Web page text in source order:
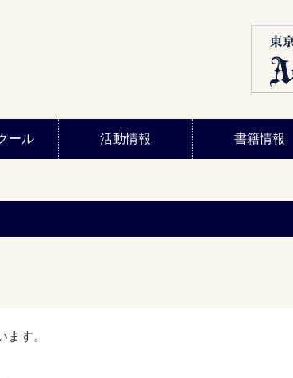
ール 活動情報 書籍情報
ます。